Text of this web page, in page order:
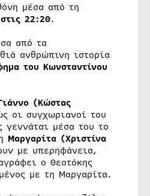
μέσα από τη
22:20.
από τα
ανθρώπινη ιστορία
του Κωνσταντίνου
(Κώστας
οι συγχωριανοί του
μέσα του το
Μαργαρίτα (Χριστίνα
με υπερηφάνεια,
ο Θεοτόκης
με τη Μαργαρίτα.